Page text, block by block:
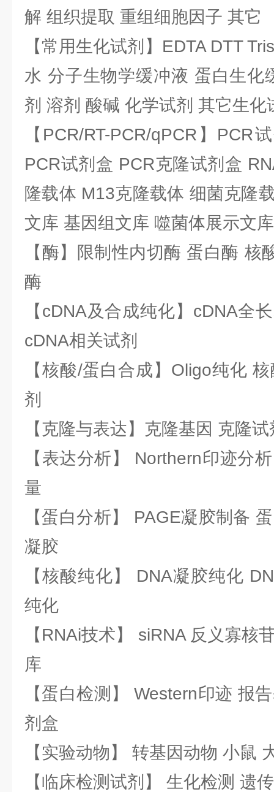
解 组织提取 重组细胞因子 其它
【常用生化试剂】EDTA DTT
水 分子生物学缓冲液 蛋白生化
剂 溶剂 酸碱 化学试剂 其它生化
【PCR/RT-PCR/qPCR】PCR
PCR试剂盒 PCR克隆试剂盒
隆载体 M13克隆载体 细菌克隆
文库 基因组文库 噬菌体展示文库
【酶】限制性内切酶 蛋白酶 核
酶
【cDNA及合成纯化】cDNA全
cDNA相关试剂
【核酸/蛋白合成】Oligo纯化
剂
【克隆与表达】克隆基因 克隆
【表达分析】 Northern印迹分
量
【蛋白分析】 PAGE凝胶制备
凝胶
【核酸纯化】 DNA凝胶纯化
纯化
【RNAi技术】 siRNA 反义寡核
库
【蛋白检测】 Western印迹 报
剂盒
【实验动物】 转基因动物 小鼠
【临床检测试剂】 生化检测 遗